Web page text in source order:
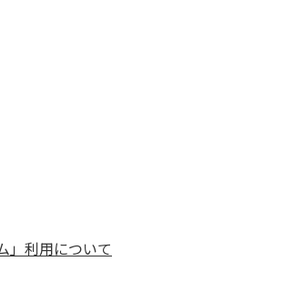
」利用について